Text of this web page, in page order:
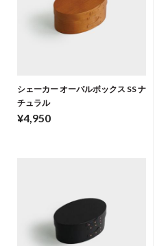
シェーカー オーバルボックス SS ナ
チュラル
¥4,950